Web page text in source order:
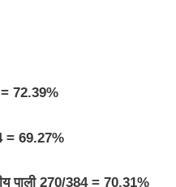
= 72.39%
= 69.27%
पाली 270/384 = 70.31%